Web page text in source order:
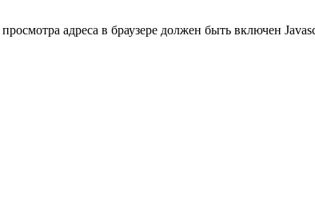
адреса в браузере должен быть включен